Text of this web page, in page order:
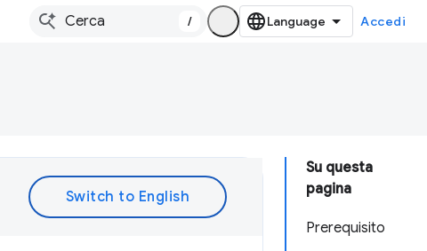
/ Accedi
Su questa
pagina
Prerequisito